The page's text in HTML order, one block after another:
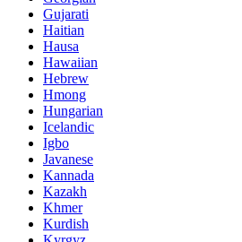
Gujarati
Haitian
Hausa
Hawaiian
Hebrew
Hmong
Hungarian
Icelandic
Igbo
Javanese
Kannada
Kazakh
Khmer
Kurdish